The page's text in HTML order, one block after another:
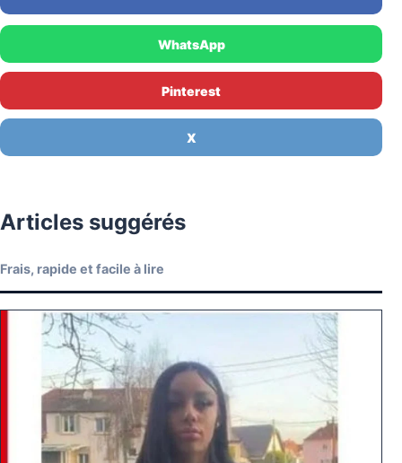
WhatsApp
Pinterest
X
Articles suggérés
Frais, rapide et facile à lire